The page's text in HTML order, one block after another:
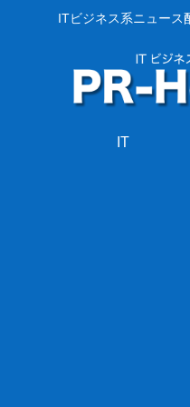
ITビジネス系ニュース
IT